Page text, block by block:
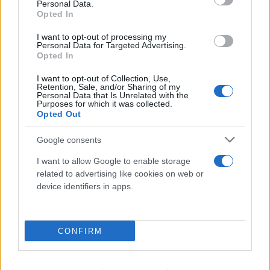
Personal Data.
Opted In
I want to opt-out of processing my
Personal Data for Targeted Advertising.
Opted In
I want to opt-out of Collection, Use,
Retention, Sale, and/or Sharing of my
Personal Data that Is Unrelated with the
Purposes for which it was collected.
Opted Out
Google consents
I want to allow Google to enable storage
related to advertising like cookies on web or
device identifiers in apps.
CONFIRM
Αντιδράσεις στα social για το θάνατο του